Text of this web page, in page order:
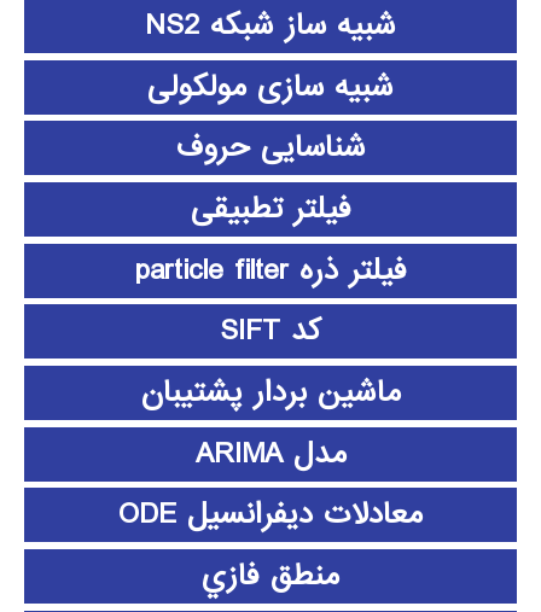
شبیه ساز شبکه NS2
شبیه سازی مولکولی
شناسایی حروف
فیلتر تطبیقی
فیلتر ذره particle filter
کد SIFT
ماشین بردار پشتیبان
مدل ARIMA
معادلات دیفرانسیل ODE
منطق فازي